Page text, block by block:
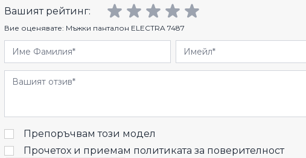
Вашият рейтинг:
Вие оценявате: Мъжки панталон ELECTRA 7487
Име Фамилия Имейл
Отзиви
Препоръчвам този модел
Прочетох и приемам политиката за поверителност